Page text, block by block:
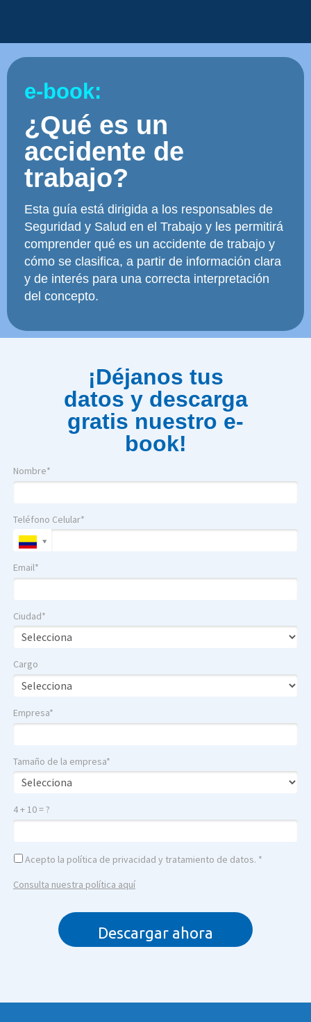
e-book:
¿Qué es un
accidente de
trabajo?
Esta guía está dirigida a los responsables de
Seguridad y Salud en el Trabajo y les permitirá
comprender qué es un accidente de trabajo y
cómo se clasifica, a partir de información clara
y de interés para una correcta interpretación
del concepto.
¡Déjanos tus
datos y descarga
gratis nuestro e-
book!
Nombre*
Teléfono Celular*
Email*
Ciudad*
Cargo
Empresa*
Tamaño de la empresa*
4 + 10 = ?
Acepto la política de privacidad y tratamiento de datos. *
Consulta nuestra política aquí
Descargar ahora